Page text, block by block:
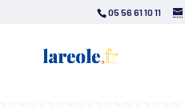
05 56 61 10 11